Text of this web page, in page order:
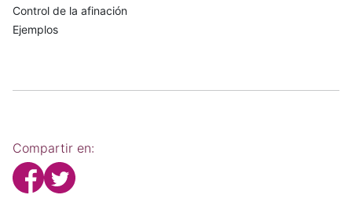
Control de la afinación
Ejemplos
Compartir en: